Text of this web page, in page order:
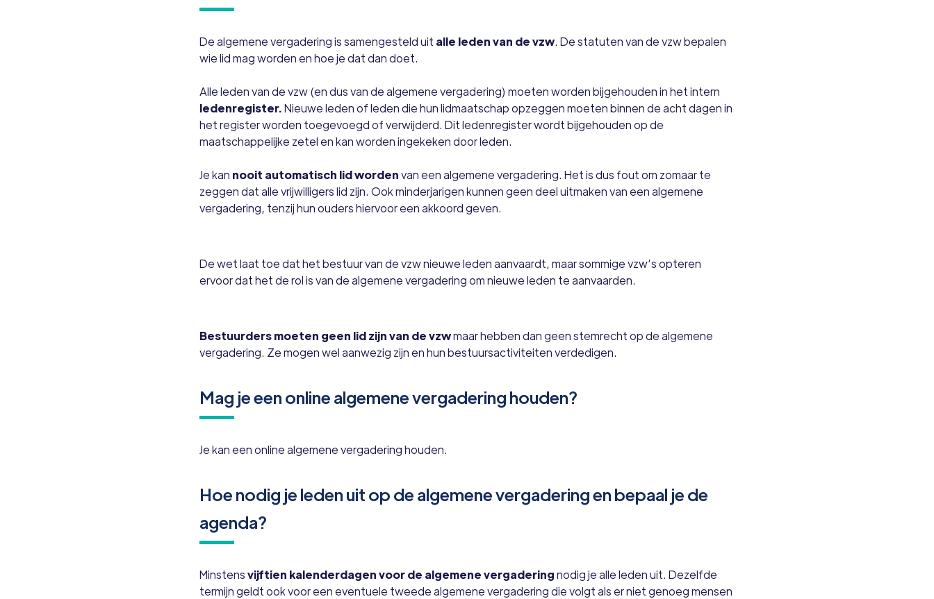
De algemene vergadering is samengesteld uit alle leden van de vzw. De statuten van de vzw bepalen
wie lid mag worden en hoe je dat dan doet.
Alle leden van de vzw (en dus van de algemene vergadering) moeten worden bijgehouden in het intern
ledenregister.Nieuwe leden of leden die hun lidmaatschap opzeggen moeten binnen de acht dagen in
het register worden toegevoegd of verwijderd. Dit ledenregister wordt bijgehouden op de
maatschappelijke zetel en kan worden ingekeken door leden.
Je kan nooit automatisch lid wordenvan een algemene vergadering. Het is dus fout om zomaar te
zeggen dat alle vrijwilligers lid zijn. Ook minderjarigen kunnen geen deel uitmaken van een algemene
vergadering, tenzij hun ouders hiervoor een akkoord geven.
De wet laat toe dat het bestuur van de vzw nieuwe leden aanvaardt, maar sommige vzw’s opteren
ervoor dat het de rol is van de algemene vergadering om nieuwe leden te aanvaarden.
Bestuurders moeten geen lid zijn van de vzwmaar hebben dan geen stemrecht op de algemene
vergadering. Ze mogen wel aanwezig zijn en hun bestuursactiviteiten verdedigen.
Mag je een online algemene vergadering houden?
Je kan een online algemene vergadering houden.
Hoe nodig je leden uit op de algemene vergadering en bepaal je de
agenda?
Minstensvijftien kalenderdagen voor de algemene vergaderingnodig je alle leden uit. Dezelfde
termijn geldt ook voor een eventuele tweede algemene vergadering die volgt als er niet genoeg mensen